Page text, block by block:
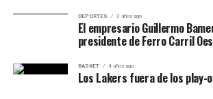
Estadísticas generales
Argentino
Puntos
DEPORTES 3 años ago
El empresario Guillermo
presidente de Ferro Carril
BASKET 4 años ago
Los Lakers fuera de los play-